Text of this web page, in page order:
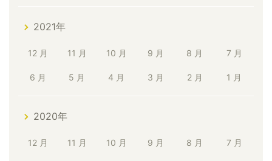
2021年
12 月 11 月 10 月 9 月 8 月 7 月
6 月 5 月 4 月 3 月 2 月 1 月
2020年
12 月 11 月 10 月 9 月 8 月 7 月